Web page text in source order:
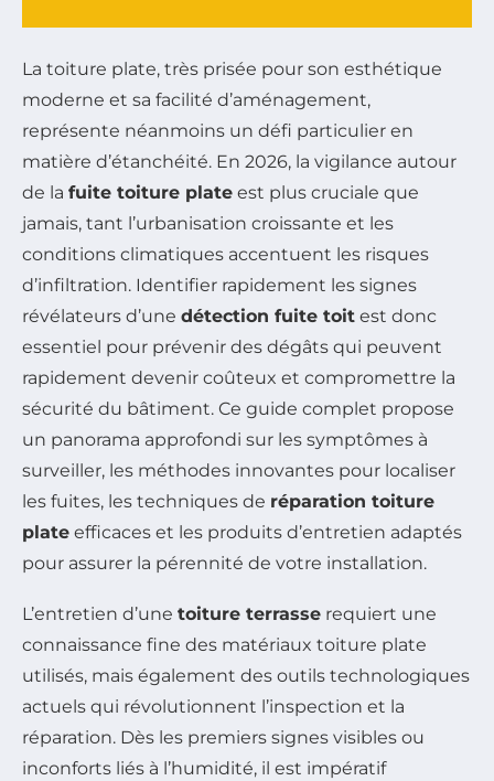
La toiture plate, très prisée pour son esthétique
moderne et sa facilité d’aménagement,
représente néanmoins un défi particulier en
matière d’étanchéité. En 2026, la vigilance autour
de la fuite toiture plate est plus cruciale que
jamais, tant l’urbanisation croissante et les
conditions climatiques accentuent les risques
d’infiltration. Identifier rapidement les signes
révélateurs d’une détection fuite toit est donc
essentiel pour prévenir des dégâts qui peuvent
rapidement devenir coûteux et compromettre la
sécurité du bâtiment. Ce guide complet propose
un panorama approfondi sur les symptômes à
surveiller, les méthodes innovantes pour localiser
les fuites, les techniques de réparation toiture
plate efficaces et les produits d’entretien adaptés
pour assurer la pérennité de votre installation.
L’entretien d’une toiture terrasse requiert une
connaissance fine des matériaux toiture plate
utilisés, mais également des outils technologiques
actuels qui révolutionnent l’inspection et la
réparation. Dès les premiers signes visibles ou
inconforts liés à l’humidité, il est impératif